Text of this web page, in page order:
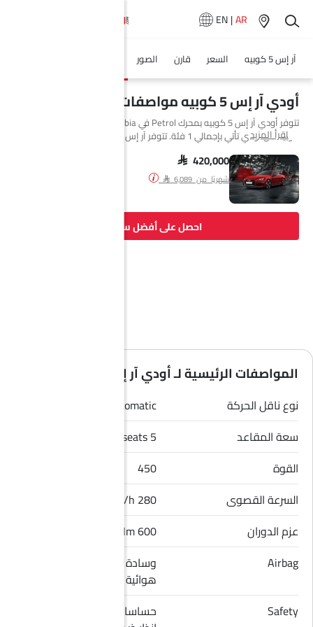
EN|AR
آر إس 5 كوبيه السعر قارن الصور
أودي آر إس 5 كوبيه مواصفات
mm MM وعرضها 1861 mm MM وقاعدة عجلاتها 2766 mm MM.
اقرأ المزيد
SAR 420,000
شهريًا من SAR 6,089
احصل على أفضل سعر
المواصفات الرئيسية لـ أودي آر إس 5 كوبيه 2026
نوع ناقل الحركة
Automatic
سعة المقاعد
5 seats
القوة
450
السرعة القصوى
280 Km/h
عزم الدوران
600 Nm
Airbag
وسادة هوائية للسائق, وسادة
هوائية للراكب الأمامي
Safety
حساسات الركن, قفل مركزي,